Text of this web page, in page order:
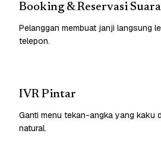
Booking & Reservasi Suara
Pelanggan membuat janji langsung
telepon.
IVR Pintar
Ganti menu tekan-angka yang kaku
natural.